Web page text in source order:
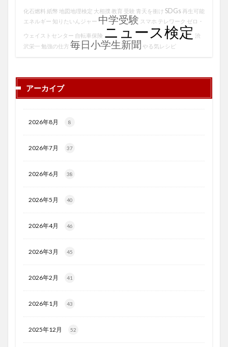
化石燃料 紙幣 地図地理検定 大相撲 教育 受験 青天を衝け SDGs 再生可能
エネルギー 知りたいんジャー 中学受験 スマホ テレワーク ゼロ・
ウェイストセンター 自転車保険 ニュース検定 渋
沢栄一 勉強の仕方 毎日小学生新聞 やる気レシピ
アーカイブ
2026年8月 8
2026年7月 37
2026年6月 38
2026年5月 40
2026年4月 46
2026年3月 45
2026年2月 41
2026年1月 43
2025年12月 52